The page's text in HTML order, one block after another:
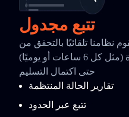
تتبع مجدول
نظامنا تلقائيًا بالتحقق من
حالة الشحنة على فترات محددة (مثل كل 6 ساعات أو يوميًا)
حتى اكتمال التسليم
تقارير الحالة المنتظمة
تتبع عبر الحدود